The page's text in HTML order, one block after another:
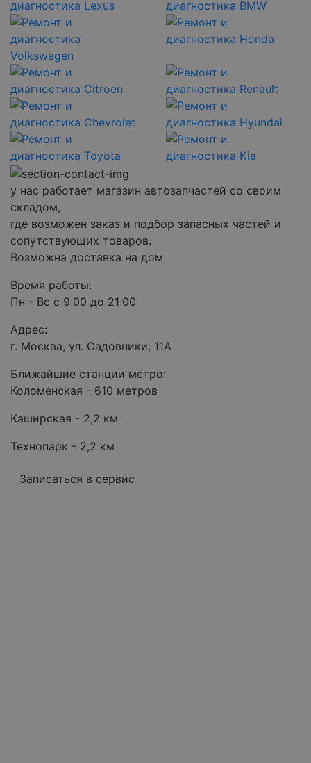
у нас работает магазин автозапчастей со своим
складом,
где возможен заказ и подбор запасных частей и
сопутствующих товаров.
Возможна доставка на дом
Время работы:
Пн - Вс с 9:00 до 21:00
Адрес:
г. Москва, ул. Садовники, 11А
Ближайшие станции метро:
Коломенская - 610 метров
Каширская - 2,2 км
Технопарк - 2,2 км
Записаться в сервис